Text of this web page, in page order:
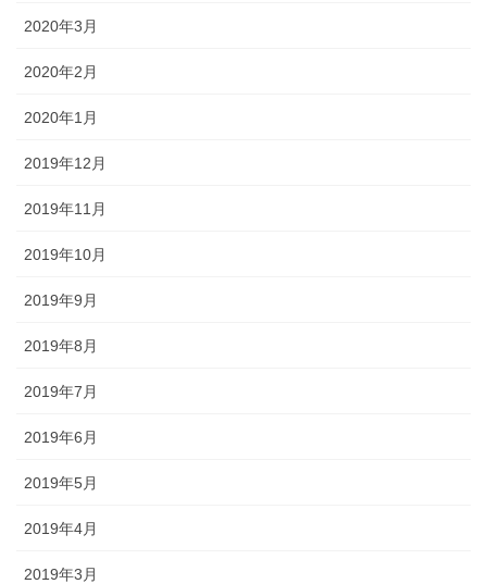
2020年3月
2020年2月
2020年1月
2019年12月
2019年11月
2019年10月
2019年9月
2019年8月
2019年7月
2019年6月
2019年5月
2019年4月
2019年3月